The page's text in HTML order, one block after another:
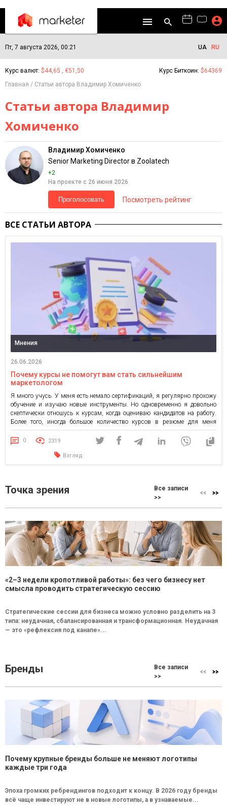
Пт, 7 августа 2026, 00:21 UA RU
Курс валют: $44,65 , €51,50 Курс Биткоин: $64369
Главная
Статьи автора Владимир Хомиченко
Статьи автора Владимир
Хомиченко
Владимир Хомиченко
Senior Marketing Director в Zoolatech
+2
На проекте с 26 июня 2026
Проголосовать Посмотреть рейтинг
ВСЕ СТАТЬИ АВТОРА
Мнения
26.06.2026
Почему курсы не помогут вам стать сильнейшим
маркетологом
Я много учусь. У меня есть немало сертификаций, я регулярно прохожу
обучение и изучаю новые инструменты. Но одновременно я довольно
скептически отношусь к курсам, когда оцениваю кандидатов на работу.
Более того, иногда большое количество курсов в резюме для меня
является скорее негативным сигналом, чем позитивным. Объясню
почему. Курсы дают базу. И это нормально По моему […]
0 2319
Взгляд
Точка зрения
Все записи
>>
«2–3 недели кропотливой работы»: без чего бизнесу нет
смысла проводить стратегическую сессию
Стратегические сессии для бизнеса можно условно разделить на 3
типа: неудачная, сбалансированная и трансформационная. Неудачная
— это «рефлексия под канапе»...
Бренды
Все записи
>>
Почему крупные бренды больше не меняют логотипы
каждые три года
Эпоха громких ребрендингов подходит к концу. В 2026 году бренды
всё чаще инвестируют не в новые логотипы, а в узнаваемые...